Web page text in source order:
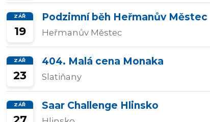
závody
ZÁŘ
19
Podzimní běh Heřmanův Městec
Heřmanův Městec
ZÁŘ
23
404. Malá cena Monaka
Slatiňany
ZÁŘ Saar Challenge Hlinsko